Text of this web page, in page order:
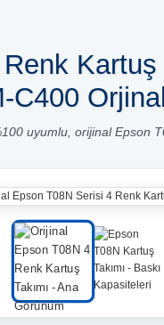
C400
uyumlu, orijinal Epson